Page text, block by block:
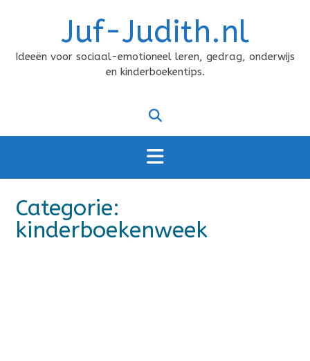
Juf-Judith.nl
Ideeën voor sociaal-emotioneel leren, gedrag, onderwijs
en kinderboekentips.
Categorie:
kinderboekenweek